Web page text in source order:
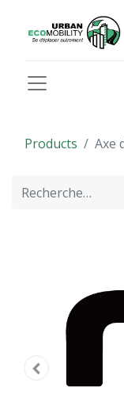
Products Axe